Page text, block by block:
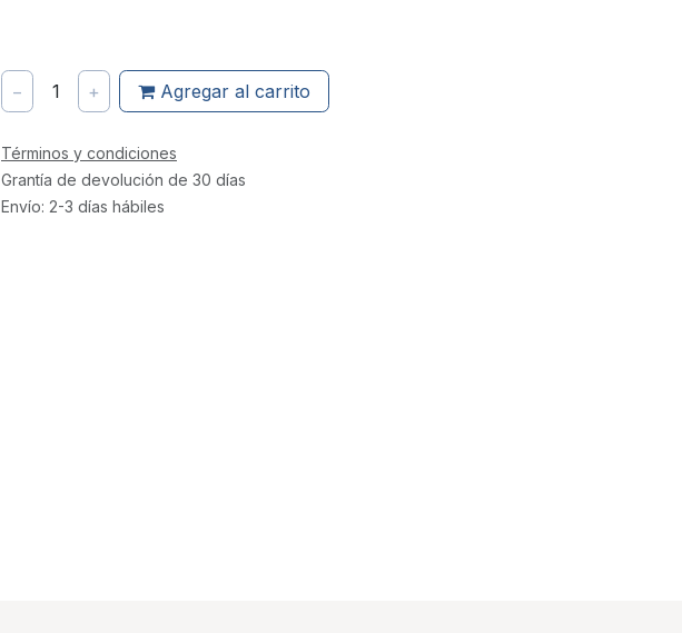
− 1 + Agregar al carrito
Términos y condiciones
Grantía de devolución de 30 días
Envío: 2-3 días hábiles